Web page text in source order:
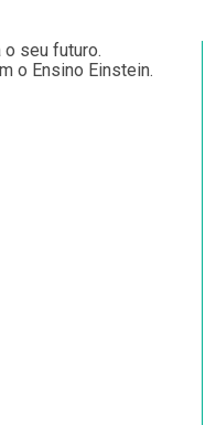
o seu futuro.
o Ensino Einstein.